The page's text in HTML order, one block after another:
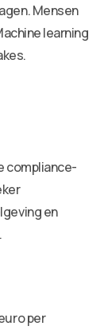
Mensen
learning
compliance-
en
per